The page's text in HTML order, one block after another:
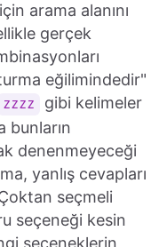
arama alanını
gerçek
eğilimindedir"
zzzz
gibi kelimeler
bunların
denenmeyeceği
yanlış cevapları
seçmeli
seçeneği kesin
seçeneklerin